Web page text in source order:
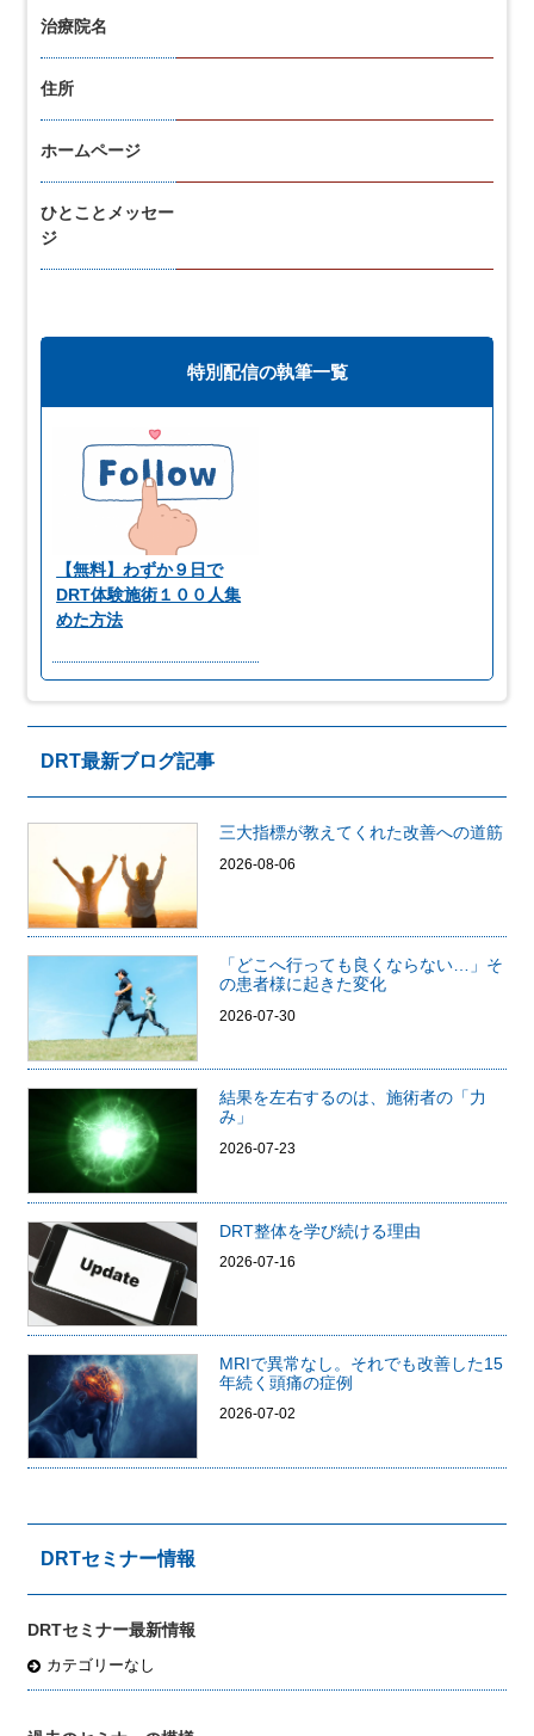
治療院名
住所
ホームページ
ひとことメッセー
ジ
特別配信の執筆一覧
【無料】わずか９日で
DRT体験施術１００人集
めた方法
DRT最新ブログ記事
三大指標が教えてくれた改善への道筋
2026-08-06
「どこへ行っても良くならない…」そ
の患者様に起きた変化
2026-07-30
結果を左右するのは、施術者の「力
み」
2026-07-23
DRT整体を学び続ける理由
2026-07-16
MRIで異常なし。それでも改善した15
年続く頭痛の症例
2026-07-02
DRTセミナー情報
DRTセミナー最新情報
カテゴリーなし